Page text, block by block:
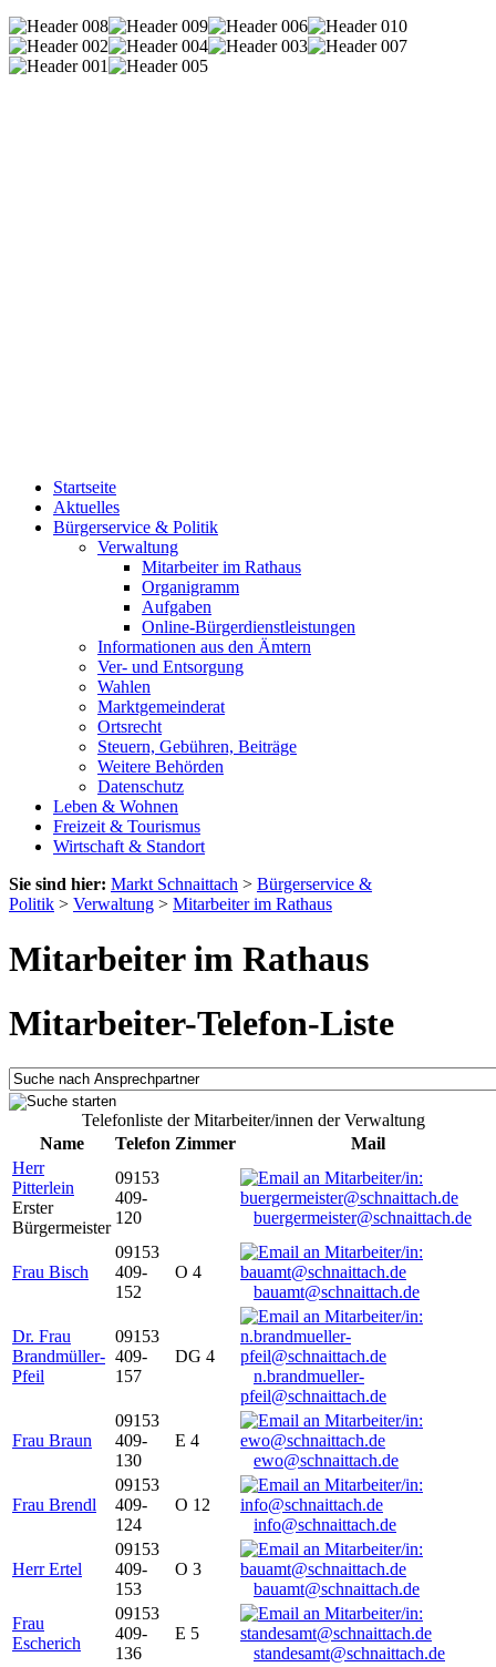
Startseite
Aktuelles
Bürgerservice & Politik
Verwaltung
Mitarbeiter im Rathaus
Organigramm
Aufgaben
Online-Bürgerdienstleistungen
Informationen aus den Ämtern
Ver- und Entsorgung
Wahlen
Marktgemeinderat
Ortsrecht
Steuern, Gebühren, Beiträge
Weitere Behörden
Datenschutz
Leben & Wohnen
Freizeit & Tourismus
Wirtschaft & Standort
Sie sind hier: Markt Schnaittach > Bürgerservice &
Politik > Verwaltung > Mitarbeiter im Rathaus
Mitarbeiter im Rathaus
Mitarbeiter-Telefon-Liste
Telefonliste der Mitarbeiter/innen der Verwaltung
Name
Telefon Zimmer
Mail
Herr
Pitterlein
Erster
Bürgermeister
09153
409-
120
buergermeister@schnaittach.de
Frau Bisch
09153
409-
152
O 4
bauamt@schnaittach.de
Dr. Frau
Brandmüller-
Pfeil
09153
409-
157
DG 4
n.brandmueller-
pfeil@schnaittach.de
Frau Braun
09153
409-
130
E 4
ewo@schnaittach.de
Frau Brendl
09153
409-
124
O 12
info@schnaittach.de
Herr Ertel
09153
409-
153
O 3
bauamt@schnaittach.de
Frau
Escherich
09153
409-
136
E 5
standesamt@schnaittach.de